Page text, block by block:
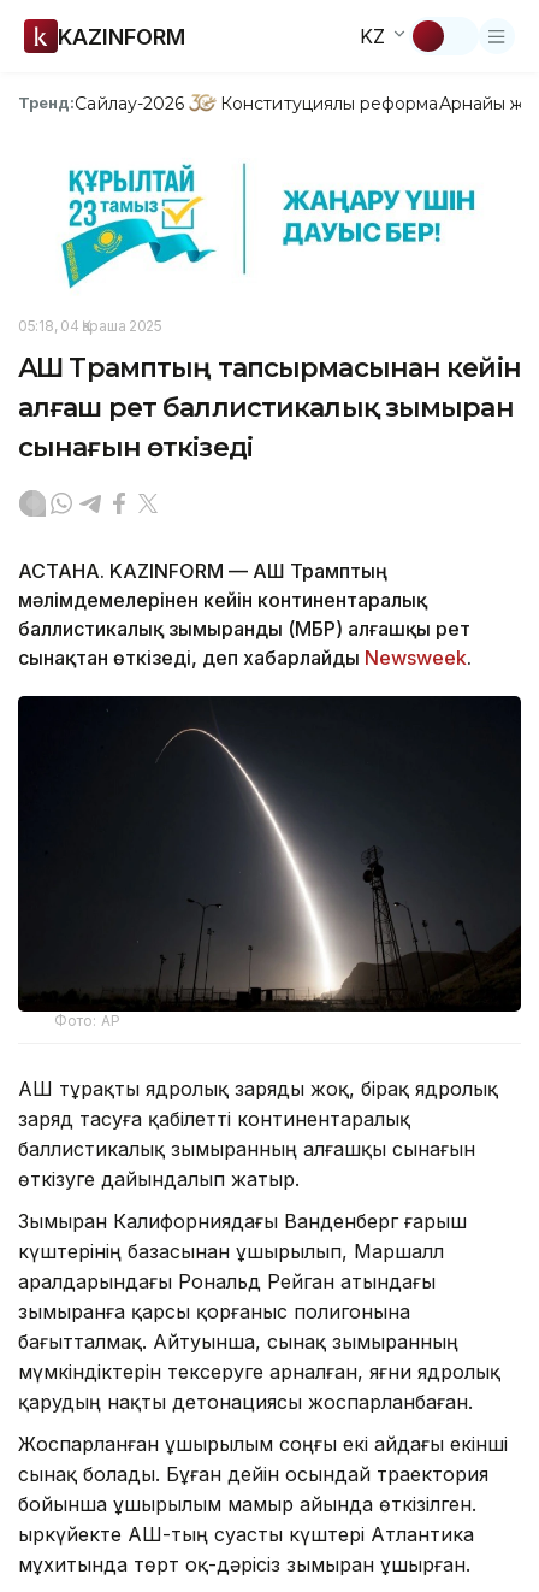
KAZINFORM KZ
Тренд:Сайлау-2026 Конституциялық реформаАрнайы
05:18, 04 Қараша 2025
АҚШ Трамптың тапсырмасынан кейін
алғаш рет баллистикалық зымыран
сынағын өткізеді
АСТАНА. KAZINFORM — АҚШ Трамптың
мәлімдемелерінен кейін континентаралық
баллистикалық зымыранды (МБР) алғашқы рет
сынақтан өткізеді, деп хабарлайды Newsweek.
Фото: АР
АҚШ тұрақты ядролық заряды жоқ, бірақ ядролық
заряд тасуға қабілетті континентаралық
баллистикалық зымыранның алғашқы сынағын
өткізуге дайындалып жатыр.
Зымыран Калифорниядағы Ванденберг ғарыш
күштерінің базасынан ұшырылып, Маршалл
аралдарындағы Рональд Рейган атындағы
зымыранға қарсы қорғаныс полигонына
бағытталмақ. Айтуынша, сынақ зымыранның
мүмкіндіктерін тексеруге арналған, яғни ядролық
қарудың нақты детонациясы жоспарланбаған.
Жоспарланған ұшырылым соңғы екі айдағы екінші
сынақ болады. Бұған дейін осындай траектория
бойынша ұшырылым мамыр айында өткізілген.
Қыркүйекте АҚШ-тың суасты күштері Атлантика
мұхитында төрт оқ-дәрісіз зымыран ұшырған.